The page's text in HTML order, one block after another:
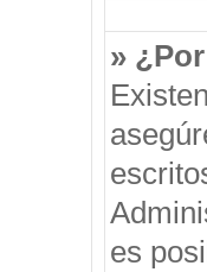
»
es